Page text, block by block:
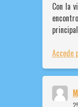
Con la
Accede